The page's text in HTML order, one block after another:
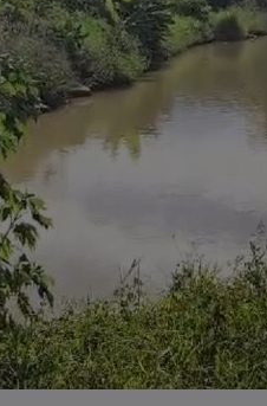
07/08/2026